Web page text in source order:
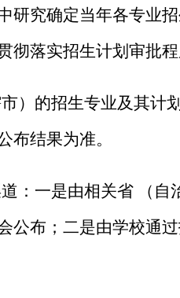
研究确定当年各专业
彻落实招生计划审批
） 的招生专业及其计
布结果为准。
：一是由相关省
（
公布；二是由学校通